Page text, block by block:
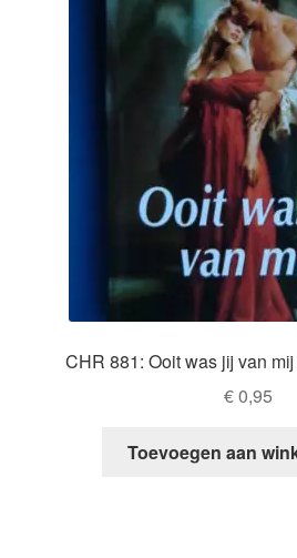
CHR 881: Ooit was jij van
€0,95
Toevoegen aan